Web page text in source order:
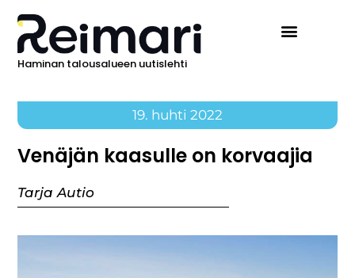
Haminan talousalueen uutislehti
19. huhti 2022
Venäjän kaasulle on korvaajia
Tarja Autio